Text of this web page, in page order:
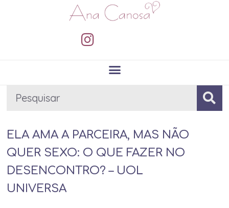
ELA AMA A PARCEIRA, MAS NÃO
QUER SEXO: O QUE FAZER NO
DESENCONTRO? – UOL
UNIVERSA